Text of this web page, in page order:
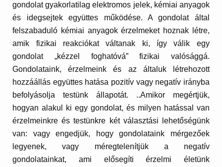
gondolat gyakorlatilag elektromos jelek, kémiai anyagok
és idegsejtek együttes működése. A gondolat által
felszabaduló kémiai anyagok érzelmeket hoznak létre,
amik fizikai reakciókat váltanak ki, így válik egy
gondolat „kézzel foghatóvá” fizikai valósággá.
Gondolataink, érzelmeink és az általuk létrehozott
hozzáállás együttes hatása pozitív vagy negatív irányba
befolyásolja testünk állapotát. ..Amikor megértjük,
hogyan alakul ki egy gondolat, és milyen hatással van
érzelmeinkre és testünkre két választási lehetőségünk
van: vagy engedjük, hogy gondolataink mérgezőek
legyenek, vagy méregtelenítjük a negatív
gondolatainkat, ami elősegíti érzelmi életünk